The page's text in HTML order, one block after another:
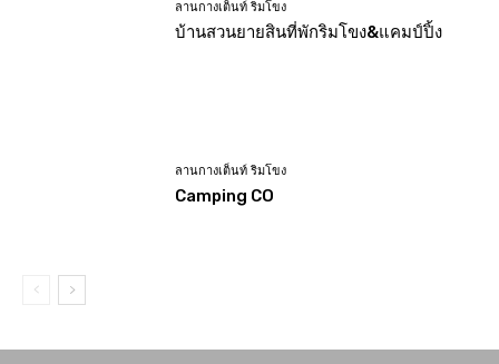
ลานกางเต็นท์ ริมโขง
บ้านสวนยายสินที่พักริมโขง&แคมป์ปิ้ง
ลานกางเต็นท์ ริมโขง
Camping CO